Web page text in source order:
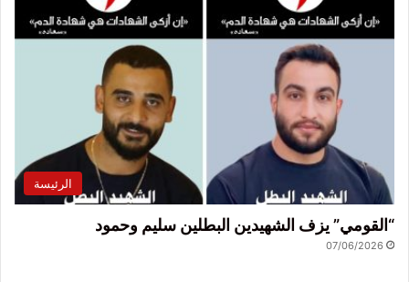
الرئيسة
“القومي” يزف الشهيدين البطلين سليم وحمود
07/06/2026